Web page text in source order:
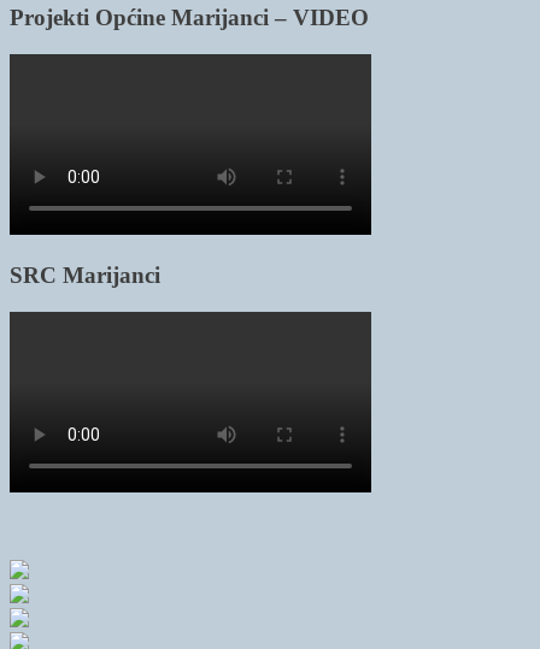
Projekti Općine Marijanci – VIDEO
SRC Marijanci